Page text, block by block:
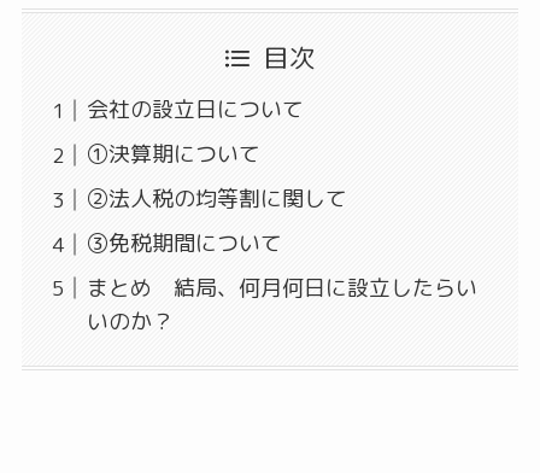
目次
会社の設立日について
①決算期について
②法人税の均等割に関して
③免税期間について
まとめ 結局、何月何日に設立したらい
いのか？